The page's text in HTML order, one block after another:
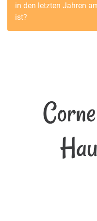
in den letzten Jahren
ist?